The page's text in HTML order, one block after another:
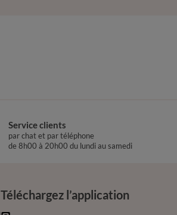
Service clients
par chat et par téléphone
de 8h00 à 20h00 du lundi au samedi
Téléchargez l’application